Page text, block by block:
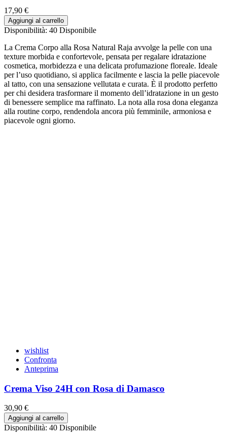
17,90 €
Aggiungi al carrello
Disponibilità: 40 Disponibile
La Crema Corpo alla Rosa Natural Raja avvolge la pelle con una
texture morbida e confortevole, pensata per regalare idratazione
cosmetica, morbidezza e una delicata profumazione floreale. Ideale
per l’uso quotidiano, si applica facilmente e lascia la pelle piacevole
al tatto, con una sensazione vellutata e curata. È il prodotto perfetto
per chi desidera trasformare il momento dell’idratazione in un gesto
di benessere semplice ma raffinato. La nota alla rosa dona eleganza
alla routine corpo, rendendola ancora più femminile, armoniosa e
piacevole ogni giorno.
wishlist
Confronta
Anteprima
Crema Viso 24H con Rosa di Damasco
30,90 €
Aggiungi al carrello
Disponibilità: 40 Disponibile